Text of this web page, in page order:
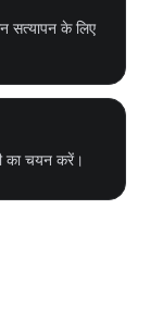
सत्यापन के लिए
का चयन करें।